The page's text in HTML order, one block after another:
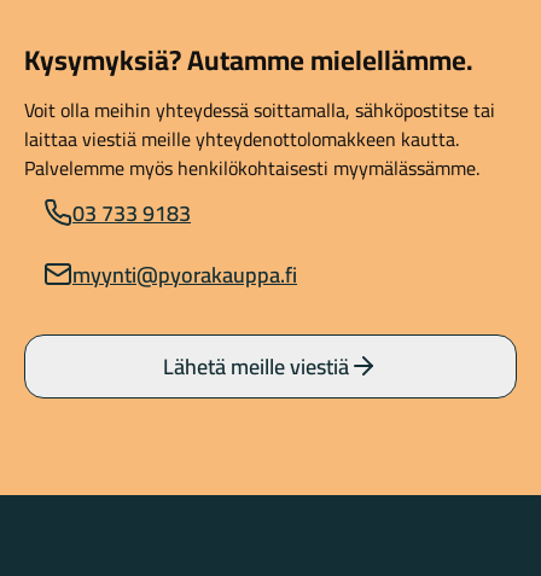
Kysymyksiä? Autamme mielellämme.
Voit olla meihin yhteydessä soittamalla, sähköpostitse tai
laittaa viestiä meille yhteydenottolomakkeen kautta.
Palvelemme myös henkilökohtaisesti myymälässämme.
03 733 9183
myynti@pyorakauppa.fi
Lähetä meille viestiä